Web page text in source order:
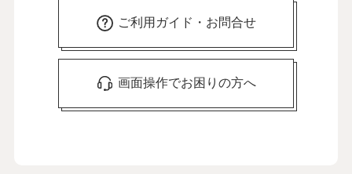
ご利用ガイド・お問合せ
画面操作でお困りの方へ